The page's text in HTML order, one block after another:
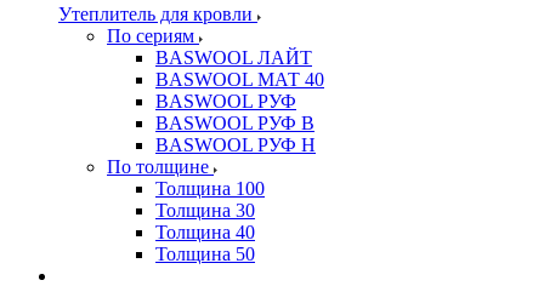
Утеплитель для кровли
По сериям
BASWOOL ЛАЙТ
BASWOOL МАТ 40
BASWOOL РУФ
BASWOOL РУФ В
BASWOOL РУФ Н
По толщине
Толщина 100
Толщина 30
Толщина 40
Толщина 50